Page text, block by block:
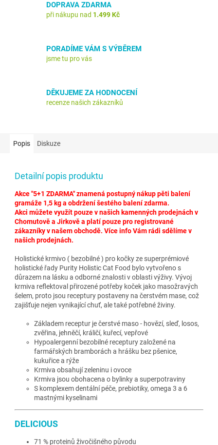
DOPRAVA ZDARMA
při nákupu nad 1.499 Kč
PORADÍME VÁM S VÝBĚREM
jsme tu pro vás
DĚKUJEME ZA HODNOCENÍ
recenze našich zákazníků
Popis Diskuze
Detailní popis produktu
Akce "5+1 ZDARMA" znamená postupný nákup pěti balení
gramáže 1,5 kg a obdržení šestého balení zdarma.
Akci můžete využít pouze v našich kamenných prodejnách v
Chomutově a Jirkově a platí pouze pro registrované
zákazníky v našem obchodě. Více info Vám rádi sdělíme v
našich prodejnách.
Holistické krmivo ( bezobilné ) pro kočky ze superprémiové
holistické řady Purity Holistic Cat Food bylo vytvořeno s
důrazem na lásku a odborné znalosti v oblasti výživy. Vývoj
krmiva reflektoval přirozené potřeby koček jako masožravých
šelem, proto jsou receptury postaveny na čerstvém mase, což
zajišťuje nejen vynikající chuť, ale také potřebné živiny.
Základem receptur je čerstvé maso - hovězí, sleď, losos,
zvěřina, jehněčí, králičí, kuřecí, vepřové
Hypoalergenní bezobilné receptury založené na
farmářských bramborách a hrášku bez pšenice,
kukuřice a rýže
Krmiva obsahují zeleninu i ovoce
Krmiva jsou obohacena o bylinky a superpotraviny
S komplexem dentální péče, prebiotiky, omega 3 a 6
mastnými kyselinami
DELICIOUS
71 % proteinů živočišného původu